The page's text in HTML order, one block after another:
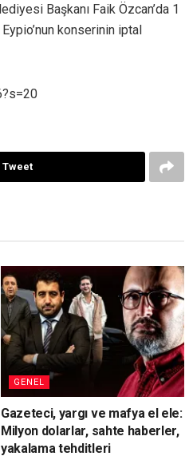
Başkanı Faik Özcan’da 1
konserinin iptal
Tweet
GENEL
Gazeteci, yargı ve mafya el ele:
Milyon dolarlar, sahte haberler,
yakalama tehditleri